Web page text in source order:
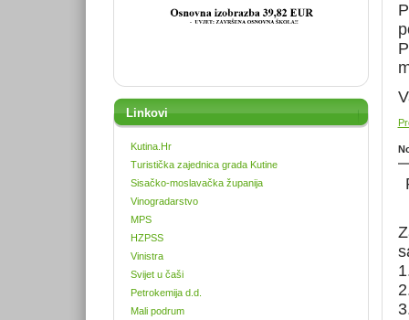
Linkovi
Kutina.Hr
Turistička zajednica grada Kutine
Sisačko-moslavačka županija
Vinogradarstvo
MPS
HZPSS
Vinistra
Svijet u čaši
Petrokemija d.d.
Mali podrum